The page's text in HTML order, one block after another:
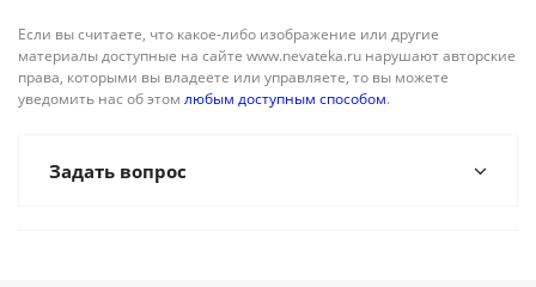
Если вы считаете, что какое-либо изображение или другие
материалы доступные на сайте www.nevateka.ru нарушают авторские
права, которыми вы владеете или управляете, то вы можете
уведомить нас об этом любым доступным способом.
Задать вопрос